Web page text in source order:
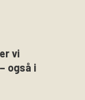
vi
også i